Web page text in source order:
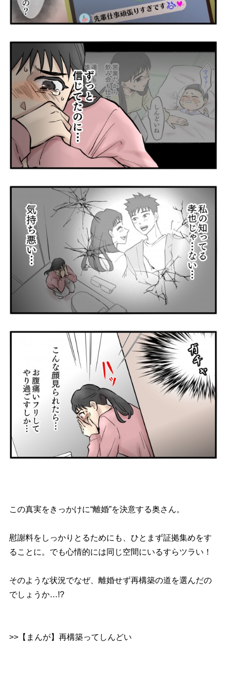
この真実をきっかけに“離婚”を決意する奥さん。
慰謝料をしっかりとるためにも、ひとまず証拠集めをす
ることに。でも心情的には同じ空間にいるすらツラい！
そのような状況でなぜ、離婚せず再構築の道を選んだの
でしょうか…!?
>>【まんが】再構築ってしんどい